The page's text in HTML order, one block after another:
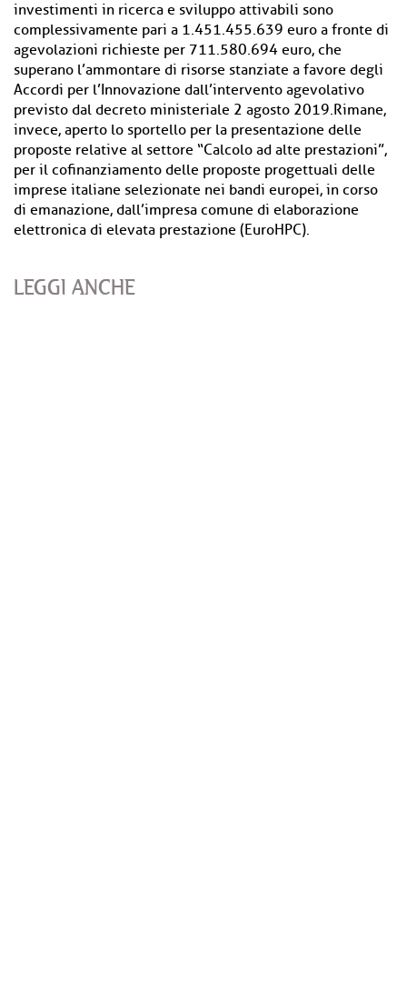
investimenti in ricerca e sviluppo attivabili sono
complessivamente pari a 1.451.455.639 euro a fronte di
agevolazioni richieste per 711.580.694 euro, che
superano l’ammontare di risorse stanziate a favore degli
Accordi per l’Innovazione dall’intervento agevolativo
previsto dal decreto ministeriale 2 agosto 2019.Rimane,
invece, aperto lo sportello per la presentazione delle
proposte relative al settore “Calcolo ad alte prestazioni”,
per il cofinanziamento delle proposte progettuali delle
imprese italiane selezionate nei bandi europei, in corso
di emanazione, dall’impresa comune di elaborazione
elettronica di elevata prestazione (EuroHPC).
LEGGI ANCHE